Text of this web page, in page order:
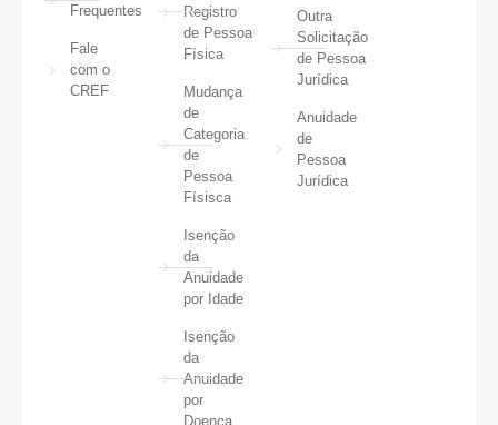
Frequentes
Fale
com o
CREF
Registro
de Pessoa
Física
Mudança
de
Categoria
de
Pessoa
Físisca
Isenção
da
Anuidade
por Idade
Isenção
da
Anuidade
por
Doença
Outra
Solicitação
de Pessoa
Jurídica
Anuidade
de
Pessoa
Jurídica